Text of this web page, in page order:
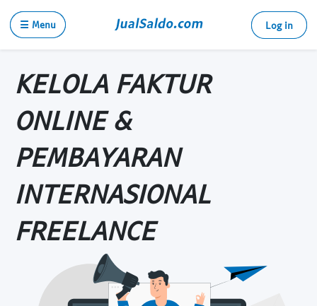
☰ Menu Log in
KELOLA FAKTUR
ONLINE &
PEMBAYARAN
INTERNASIONAL
FREELANCE